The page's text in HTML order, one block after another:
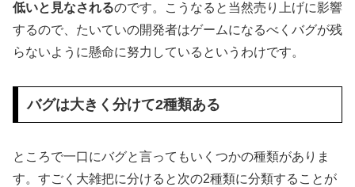
低いと見なされるのです。こうなると当然売り上げに影響
するので、たいていの開発者はゲームになるべくバグが残
らないように懸命に努力しているというわけです。
バグは大きく分けて2種類ある
ところで一口にバグと言ってもいくつかの種類がありま
す。すごく大雑把に分けると次の2種類に分類することが